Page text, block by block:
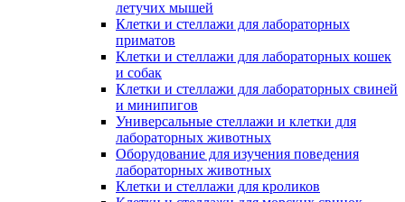
летучих мышей
Клетки и стеллажи для лабораторных
приматов
Клетки и стеллажи для лабораторных кошек
и собак
Клетки и стеллажи для лабораторных свиней
и минипигов
Универсальные стеллажи и клетки для
лабораторных животных
Оборудование для изучения поведения
лабораторных животных
Клетки и стеллажи для кроликов